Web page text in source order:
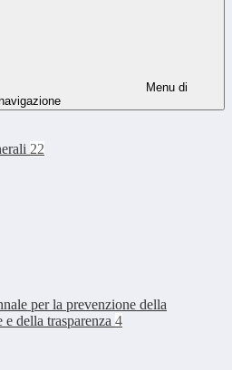
Menu di
22
per la prevenzione della
e della trasparenza 4